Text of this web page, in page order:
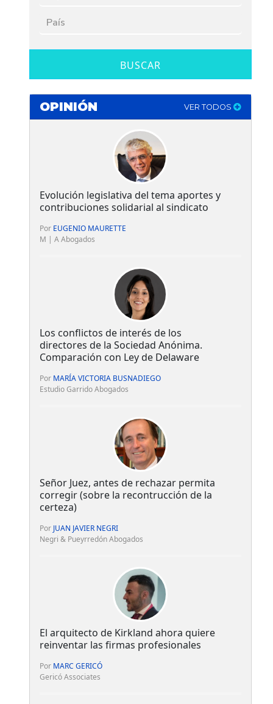
BUSCAR
OPINIÓN VER TODOS
Evolución legislativa del tema aportes y
contribuciones solidarial al sindicato
Por EUGENIO MAURETTE
M | A Abogados
Los conflictos de interés de los
directores de la Sociedad Anónima.
Comparación con Ley de Delaware
Por MARÍA VICTORIA BUSNADIEGO
Estudio Garrido Abogados
Señor Juez, antes de rechazar permita
corregir (sobre la recontrucción de la
certeza)
Por JUAN JAVIER NEGRI
Negri & Pueyrredón Abogados
El arquitecto de Kirkland ahora quiere
reinventar las firmas profesionales
Por MARC GERICÓ
Gericó Associates